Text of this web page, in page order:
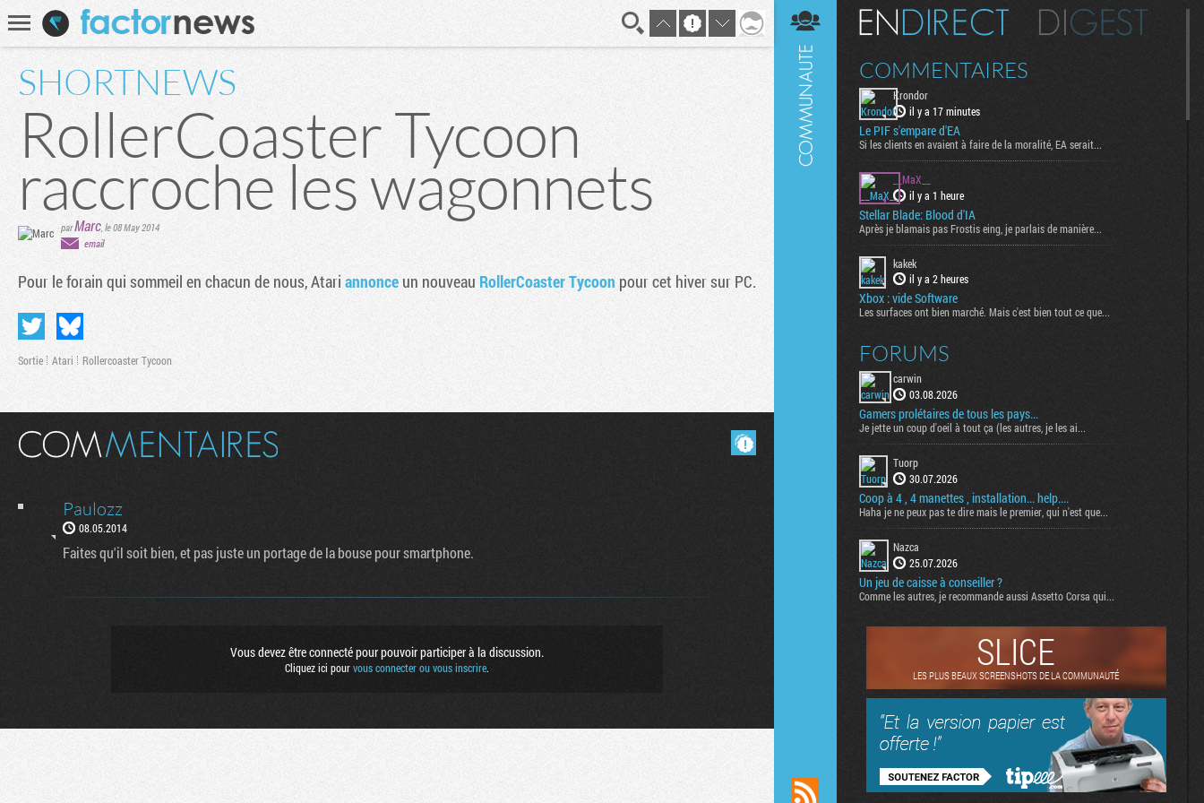
Recherche
SHORTNEWS
RollerCoaster Tycoon
raccroche les wagonnets
parMarc,le 08 May 2014
email
Pour le forain qui sommeil en chacun de nous, Atari annonce un nouveau RollerCoaster Tycoon pour cet hiver sur PC.
Sortie Atari Rollercoaster Tycoon
Paulozz
08.05.2014
Faites qu'il soit bien, et pas juste un portage de la bouse pour smartphone.
Vous devez être connecté pour pouvoir participer à la discussion.
Cliquez ici pourvous connecter ou vous inscrire.
En direct Digest
COMMENTAIRES
Krondor
il y a 17 minutes
Le PIF s'empare d'EA
Si les clients en avaient à faire de la moralité, EA serait...
__MaX__
il y a 1 heure
Stellar Blade: Blood d'IA
Après je blamais pas Frostis eing, je parlais de manière...
kakek
il y a 2 heures
Xbox : vide Software
Les surfaces ont bien marché. Mais c'est bien tout ce que...
FORUMS
carwin
03.08.2026
Gamers prolétaires de tous les pays...
Je jette un coup d'oeil à tout ça (les autres, je les ai...
Tuorp
30.07.2026
Coop à 4 , 4 manettes , installation... help....
Haha je ne peux pas te dire mais le premier, qui n'est que...
Nazca
25.07.2026
Un jeu de caisse à conseiller ?
Comme les autres, je recommande aussi Assetto Corsa qui...
SLICE
LES PLUS BEAUX SCREENSHOTS DE LA COMMUNAUTÉ